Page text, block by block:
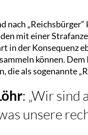
nach
mit einer
in der Konsequenz
können.
die als sogenannte
: „Wir sind
unsere